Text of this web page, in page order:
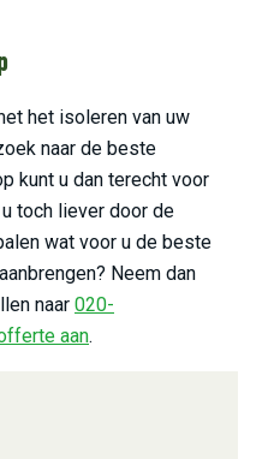
het isoleren van uw
naar de beste
kunt u dan terecht voor
toch liever door de
wat voor u de beste
Neem dan
naar 020-
aan.